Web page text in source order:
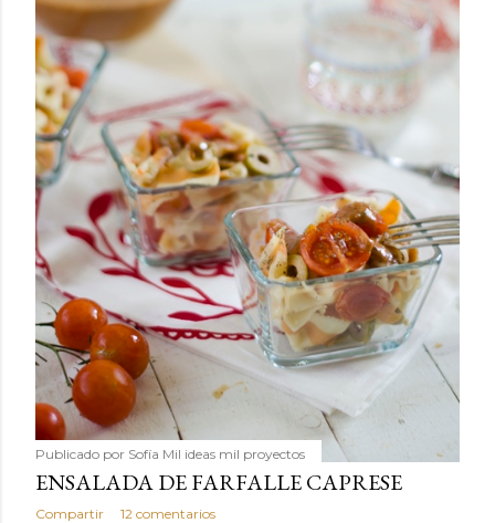
Publicado por Sofía Mil ideas mil proyectos
ENSALADA DE FARFALLE CAPRESE
Compartir 12 comentarios